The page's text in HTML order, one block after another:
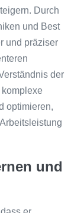
Durch
und Best
und präziser
der
optimieren,
und